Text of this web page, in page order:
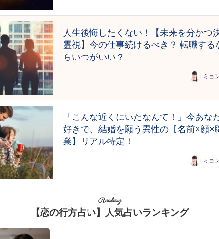
人生後悔したくない！【未来を分かつ
霊視】今の仕事続けるべき？ 転職する
らいつがいい？
ミョ
「こんな近くにいたなんて！」今あな
好きで、結婚を願う異性の【名前×顔×
業】リアル特定！
ミョ
Ranking
【恋の行方占い】人気占いランキング